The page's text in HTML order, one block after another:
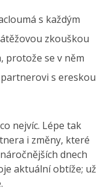
s každým
zkouškou
protože se v něm
partnerovi s ereskou
nejvíc. Lépe tak
i změny, které
dnech
aktuální obtíže; už